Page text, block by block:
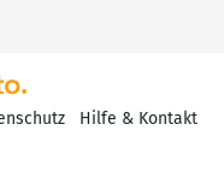
Hilfe & Kontakt